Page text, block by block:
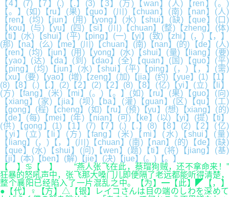
【4】(7)【7】(.)【.】(3)【3】(万)【wan】(人)【ren】(。)
【。】(如)【ru】(果)【guo】(川)【chuan】(南)【nan】(人)
【ren】(均)【jun】(用)【yong】(水)【shui】(缺)【que】(口)
【kou】(与)【yu】(四)【si】(川)【chuan】(整)【zheng】(体)
【ti】(水)【shui】(平)【ping】(一)【yi】(致)【zhi】(，)【，】
(那)【na】(么)【me】(川)【chuan】(南)【nan】(的)【de】(人)
【ren】(均)【jun】(用)【yong】(水)【shui】(量)【liang】(要)
【yao】(达)【da】(到)【dao】(全)【quan】(国)【guo】(平)
【ping】(均)【jun】(水)【shui】(平)【ping】(，)【，】(需)
【xu】(要)【yao】(增)【zeng】(加)【jia】(约)【yue】(1)【1】
(8)【8】(.)【.】(2)【2】(2)【2】(8)【8】(亿)【yi】(立)【li】
(方)【fang】(米)【mi】(。)【。】(如)【ru】(果)【guo】(向)
【xiang】(家)【jia】(坝)【ba】(灌)【guan】(区)【qu】(工)
【gong】(程)【cheng】(如)【ru】(预)【yu】(想)【xiang】(的)
【de】(每)【mei】(年)【nian】(可)【ke】(以)【yi】(提)【ti】
(供)【gong】(1)【1】(7)【7】(.)【.】(8)【8】(2)【2】(亿)
【yi】(立)【li】(方)【fang】(米)【mi】(水)【shui】(量)
【liang】(，)【，】(川)【chuan】(南)【nan】(的)【de】(缺)
【que】(水)【shui】(问)【wen】(题)【ti】(将)【jiang】(基)
【ji】(本)【ben】(解)【jie】(决)【jue】(。)【。】
【 】♋【 】 “燕人张飞在此，蔡瑁狗贼，还不拿命来！”
狂暴的怒吼声中，张飞那大嗓门儿即便隔了老远都能听得清楚，
整个襄阳已经陷入了一片混乱之中。【为】━【此】◤【，】
●【代】♀【方】△【银】レイコさんは目の端のしわを深めて